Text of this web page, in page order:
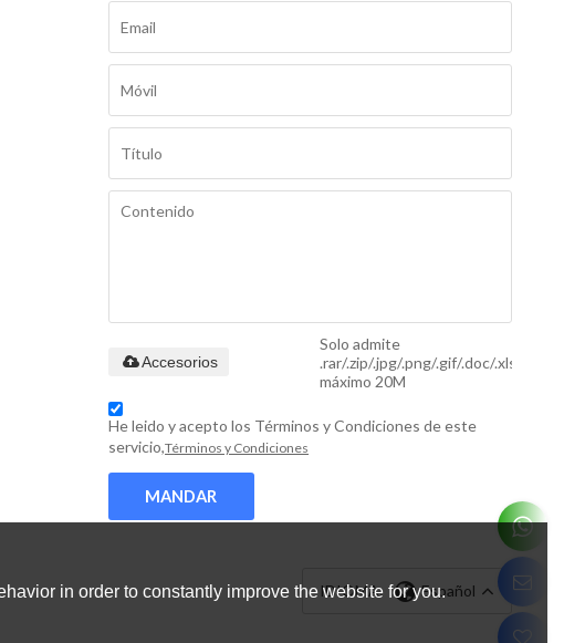
Solo admite
.rar/.zip/.jpg/.png/.gif/.doc/.xls/.pdf,
máximo 20M
Accesorios
He leido y acepto los Términos y Condiciones de este
servicio,Términos y Condiciones
MANDAR
IDIOMA: Español
in order to constantly improve the website for you.